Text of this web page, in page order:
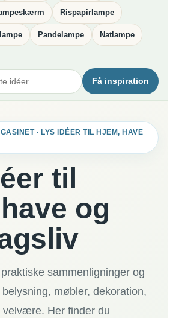
Rispapirlampe
Pandelampe Natlampe
Få inspiration
· LYS IDÉER TIL HJEM, HAVE
til
og
sammenligninger og
møbler, dekoration,
velvære. Her finder du